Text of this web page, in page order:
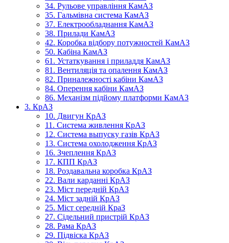
34. Рульове управління КамАЗ
35. Гальмівна система КамАЗ
37. Електрообладнання КамАЗ
38. Прилади КамАЗ
42. Коробка відбору потужностей КамАЗ
50. Кабіна КамАЗ
61. Устаткування і приладдя КамАЗ
81. Вентиляція та опалення КамАЗ
82. Приналежності кабіни КамАЗ
84. Оперення кабіни КамАЗ
86. Механізм підйому платформи КамАЗ
3. КрАЗ
10. Двигун КрАЗ
11. Система живлення КрАЗ
12. Система выпуску газів КрАЗ
13. Система охолодження КрАЗ
16. Зчеплення КрАЗ
17. КПП КрАЗ
18. Роздавальна коробка КрАЗ
22. Вали карданні КрАЗ
23. Міст передній КрАЗ
24. Міст задній КрАЗ
25. Міст середній КраЗ
27. Сідельний пристрій КрАЗ
28. Рама КрАЗ
29. Підвіска КрАЗ